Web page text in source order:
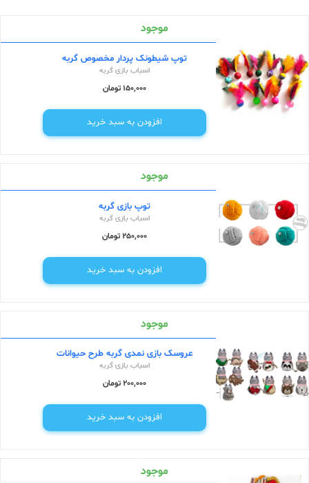
موجود
توپ شیطونک پردار مخصوص گربه
اسباب بازی گربه
150,000 تومان
افزودن به سبد خرید
موجود
توپ بازی گربه
اسباب بازی گربه
250,000 تومان
افزودن به سبد خرید
موجود
عروسک بازی نمدی گربه طرح حیوانات
اسباب بازی گربه
200,000 تومان
افزودن به سبد خرید
موجود